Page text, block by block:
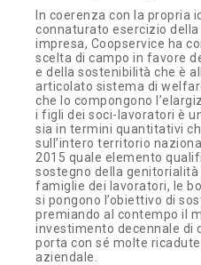
In coerenza con la propria
connaturato esercizio
impresa, Coopservice ha
scelta di campo in favore
e della sostenibilità che è
articolato sistema di
che lo compongono
i figli dei soci-lavoratori è
sia in termini quantitativi
sull’intero territorio
2015 quale elemento
sostegno della
famiglie dei lavoratori, le
si pongono l’obiettivo di
premiando al contempo il
investimento decennale di
porta con sé molte
aziendale.